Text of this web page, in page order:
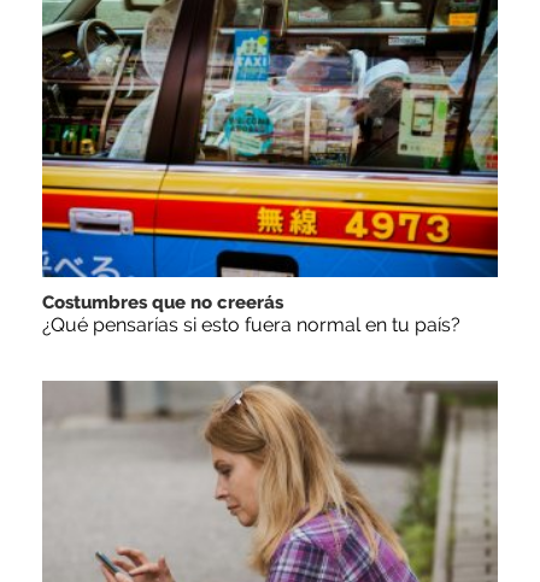
Costumbres que no creerás
¿Qué pensarías si esto fuera normal en tu país?